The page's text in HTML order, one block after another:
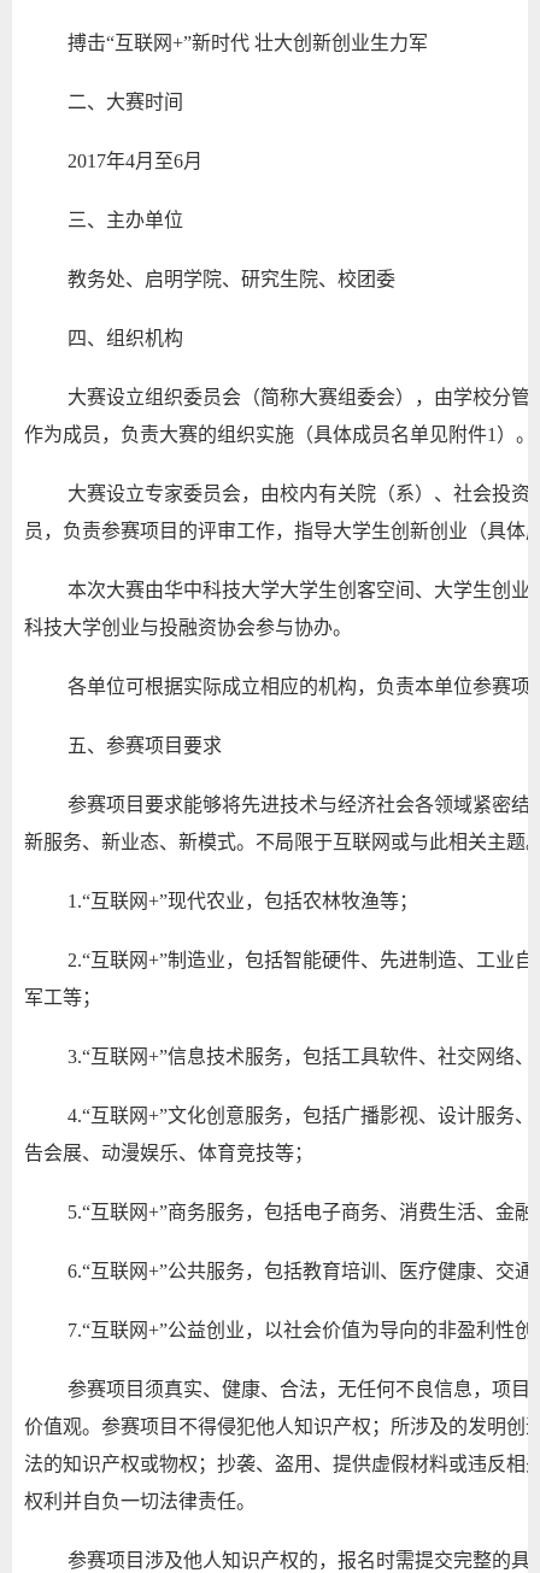
搏击“互联网+”新时代 壮大创新创业生力军
二、大赛时间
2017年4月至6月
三、主办单位
教务处、启明学院、研究生院、校团委
四、组织机构
大赛设立组织委员会（简称大赛组委会），由学校分
作为成员，负责大赛的组织实施（具体成员名单见附件1）。
大赛设立专家委员会，由校内有关院（系）、社会投
员，负责参赛项目的评审工作，指导大学生创新创业（具体
本次大赛由华中科技大学大学生创客空间、大学生创
科技大学创业与投融资协会参与协办。
各单位可根据实际成立相应的机构，负责本单位参赛项
五、参赛项目要求
参赛项目要求能够将先进技术与经济社会各领域紧密
新服务、新业态、新模式。不局限于互联网或与此相关主题
1.“互联网+”现代农业，包括农林牧渔等；
2.“互联网+”制造业，包括智能硬件、先进制造、工业
军工等；
3.“互联网+”信息技术服务，包括工具软件、社交网络
4.“互联网+”文化创意服务，包括广播影视、设计服务
告会展、动漫娱乐、体育竞技等；
5.“互联网+”商务服务，包括电子商务、消费生活、金
6.“互联网+”公共服务，包括教育培训、医疗健康、交
7.“互联网+”公益创业，以社会价值为导向的非盈利性创
参赛项目须真实、健康、合法，无任何不良信息，项
价值观。参赛项目不得侵犯他人知识产权；所涉及的发明创
法的知识产权或物权；抄袭、盗用、提供虚假材料或违反相
权利并自负一切法律责任。
参赛项目涉及他人知识产权的，报名时需提交完整的